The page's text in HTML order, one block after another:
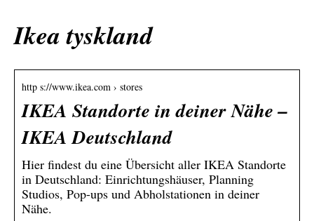
Ikea tyskland
http s://www.ikea.com › stores
IKEA Standorte in deiner Nähe –
IKEA Deutschland
Hier findest du eine Übersicht aller IKEA Standorte
in Deutschland: Einrichtungshäuser, Planning
Studios, Pop-ups und Abholstationen in deiner
Nähe.